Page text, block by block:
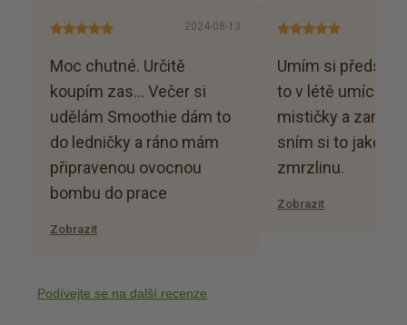
2024-08-13
Moc chutné. Určitě
koupím zas... Večer si
udělám Smoothie dám to
do ledničky a ráno mám
připravenou ovocnou
bombu do prace
Zobrazit
Umím si
to v létě
mističky a
sním si to jako
zmrzlinu.
Zobrazit
Podívejte se na další recenze